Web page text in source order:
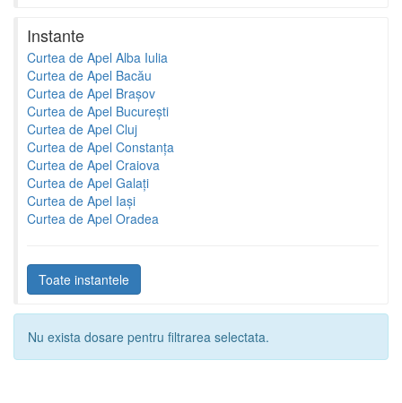
Instante
Curtea de Apel Alba Iulia
Curtea de Apel Bacău
Curtea de Apel Brașov
Curtea de Apel București
Curtea de Apel Cluj
Curtea de Apel Constanța
Curtea de Apel Craiova
Curtea de Apel Galați
Curtea de Apel Iași
Curtea de Apel Oradea
Toate instantele
Nu exista dosare pentru filtrarea selectata.